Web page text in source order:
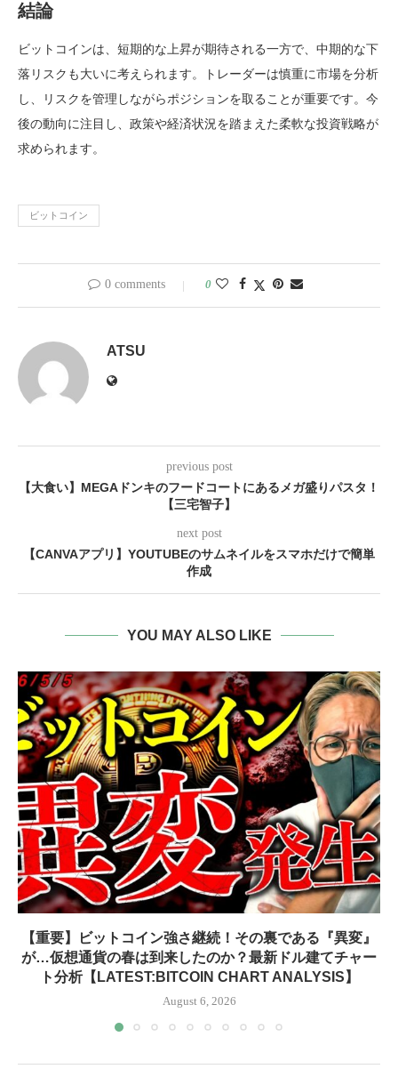
結論
ビットコインは、短期的な上昇が期待される一方で、中期的な下
落リスクも大いに考えられます。トレーダーは慎重に市場を分析
し、リスクを管理しながらポジションを取ることが重要です。今
後の動向に注目し、政策や経済状況を踏まえた柔軟な投資戦略が
求められます。
ビットコイン
0 comments 0
ATSU
previous post
【大食い】MEGAドンキのフードコートにあるメガ盛りパスタ！
【三宅智子】
next post
【CANVAアプリ】YOUTUBEのサムネイルをスマホだけで簡単
作成
YOU MAY ALSO LIKE
【重要】ビットコイン強さ継続！その裏である『異変』
が…仮想通貨の春は到来したのか？最新ドル建てチャー
ト分析【LATEST:BITCOIN CHART ANALYSIS】
August 6, 2026